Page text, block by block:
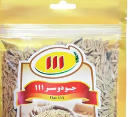
گیاهی گلاب و عرقیات گیاهی
درمانی روغن های درمانی
برند نوشاد
برند راگــا
برند تقدیس